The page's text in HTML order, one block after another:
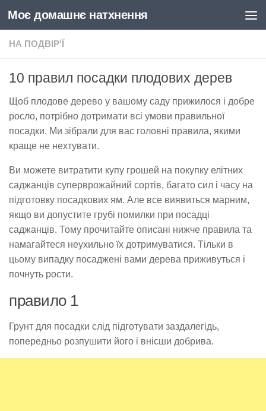
Skip to content
Моє домашнє натхнення
НА ПОДВІР'Ї
10 правил посадки плодових дерев
Щоб плодове дерево у вашому саду прижилося і добре
росло, потрібно дотримати всі умови правильної
посадки. Ми зібрали для вас головні правила, якими
краще не нехтувати.
Ви можете витратити купу грошей на покупку елітних
саджанців суперврожайний сортів, багато сил і часу на
підготовку посадкових ям. Але все виявиться марним,
якщо ви допустите грубі помилки при посадці
саджанців. Тому прочитайте описані нижче правила та
намагайтеся неухильно їх дотримуватися. Тільки в
цьому випадку посаджені вами дерева приживуться і
почнуть рости.
правило 1
Грунт для посадки слід підготувати заздалегідь,
попередньо розпушити його і внісши добрива.